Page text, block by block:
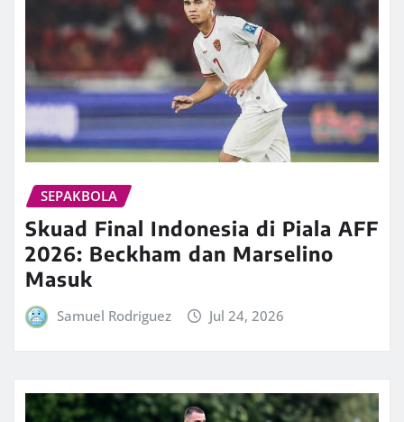
SEPAKBOLA
Skuad Final Indonesia di Piala AFF
2026: Beckham dan Marselino
Masuk
Samuel Rodriguez Jul 24, 2026